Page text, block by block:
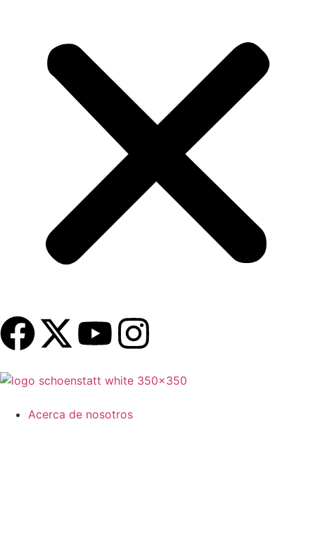
Acerca de nosotros